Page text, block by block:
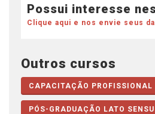
Possui interesse
Clique aqui e nos envie seus
Outros cursos
CAPACITAÇÃO PROFISSIONAL
PÓS-GRADUAÇÃO LATO SENSU